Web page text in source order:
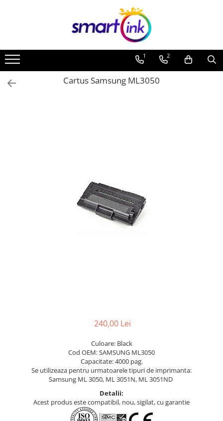
Consumabile
Cartuse si tonere
Pentru firme
1 2
Cartus Samsung ML3050
240,00 Lei
Culoare: Black
Cod OEM: SAMSUNG ML3050
Capacitate: 4000 pag.
Se utilizeaza pentru urmatoarele tipuri de imprimanta:
Samsung ML 3050, ML 3051N, ML 3051ND
Detalii:
Acest produs este compatibil, nou, sigilat, cu garantie